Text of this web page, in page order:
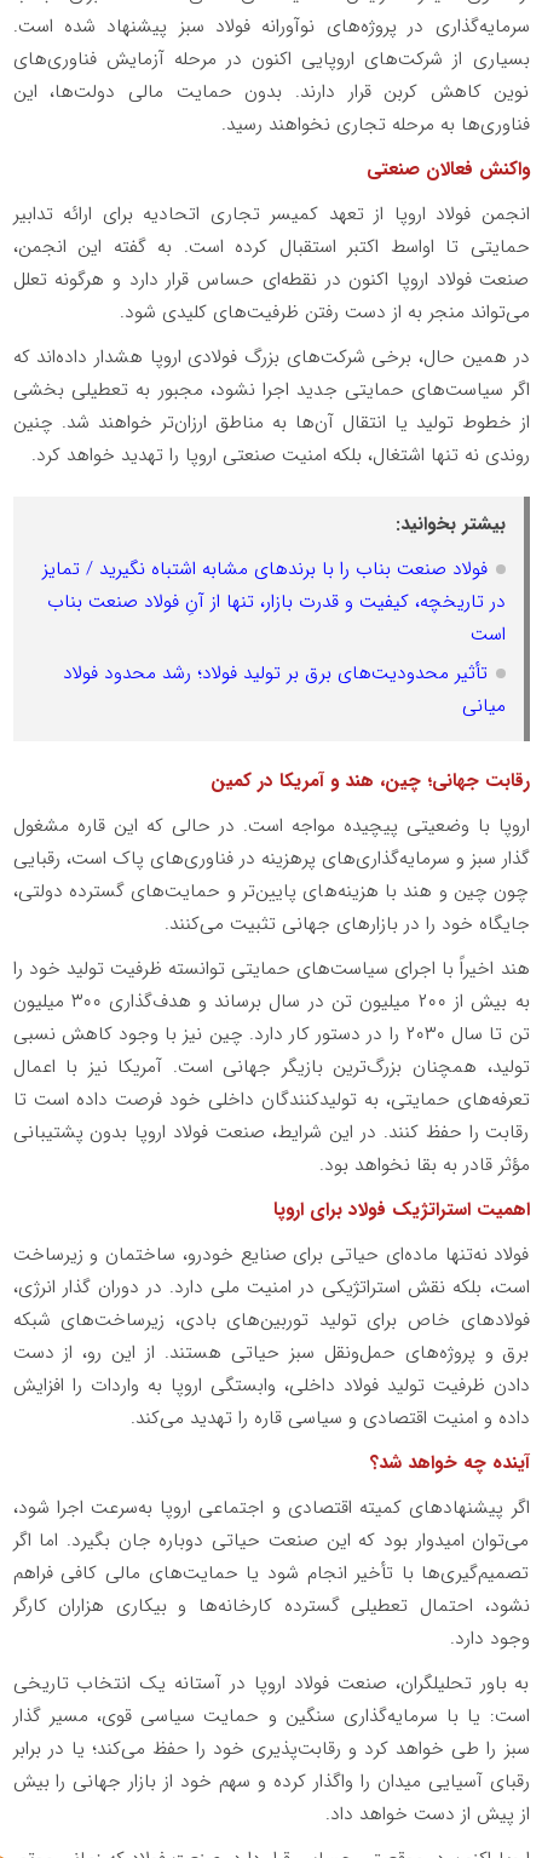
سرمایه‌گذاری در پروژه‌های نوآورانه فولاد سبز پیشنهاد شده است.
بسیاری از شرکت‌های اروپایی اکنون در مرحله آزمایش فناوری‌های
نوین کاهش کربن قرار دارند. بدون حمایت مالی دولت‌ها، این
فناوری‌ها به مرحله تجاری نخواهند رسید.
واکنش فعالان صنعتی
انجمن فولاد اروپا از تعهد کمیسر تجاری اتحادیه برای ارائه تدابیر
حمایتی تا اواسط اکتبر استقبال کرده است. به گفته این انجمن،
صنعت فولاد اروپا اکنون در نقطه‌ای حساس قرار دارد و هرگونه تعلل
می‌تواند منجر به از دست رفتن ظرفیت‌های کلیدی شود.
در همین حال، برخی شرکت‌های بزرگ فولادی اروپا هشدار داده‌اند که
اگر سیاست‌های حمایتی جدید اجرا نشود، مجبور به تعطیلی بخشی
از خطوط تولید یا انتقال آن‌ها به مناطق ارزان‌تر خواهند شد. چنین
روندی نه تنها اشتغال، بلکه امنیت صنعتی اروپا را تهدید خواهد کرد.
بیشتر بخوانید:
فولاد صنعت بناب را با برندهای مشابه اشتباه نگیرید / تمایز
در تاریخچه، کیفیت و قدرت بازار، تنها از آنِ فولاد صنعت بناب
است
تأثیر محدودیت‌های برق بر تولید فولاد؛ رشد محدود فولاد
میانی
رقابت جهانی؛ چین، هند و آمریکا در کمین
اروپا با وضعیتی پیچیده مواجه است. در حالی که این قاره مشغول
گذار سبز و سرمایه‌گذاری‌های پرهزینه در فناوری‌های پاک است، رقبایی
چون چین و هند با هزینه‌های پایین‌تر و حمایت‌های گسترده دولتی،
جایگاه خود را در بازارهای جهانی تثبیت می‌کنند.
هند اخیراً با اجرای سیاست‌های حمایتی توانسته ظرفیت تولید خود را
به بیش از ۲۰۰ میلیون تن در سال برساند و هدف‌گذاری ۳۰۰ میلیون
تن تا سال ۲۰۳۰ را در دستور کار دارد. چین نیز با وجود کاهش نسبی
تولید، همچنان بزرگ‌ترین بازیگر جهانی است. آمریکا نیز با اعمال
تعرفه‌های حمایتی، به تولیدکنندگان داخلی خود فرصت داده است تا
رقابت را حفظ کنند. در این شرایط، صنعت فولاد اروپا بدون پشتیبانی
مؤثر قادر به بقا نخواهد بود.
اهمیت استراتژیک فولاد برای اروپا
فولاد نه‌تنها ماده‌ای حیاتی برای صنایع خودرو، ساختمان و زیرساخت
است، بلکه نقش استراتژیکی در امنیت ملی دارد. در دوران گذار انرژی،
فولادهای خاص برای تولید توربین‌های بادی، زیرساخت‌های شبکه
برق و پروژه‌های حمل‌ونقل سبز حیاتی هستند. از این رو، از دست
دادن ظرفیت تولید فولاد داخلی، وابستگی اروپا به واردات را افزایش
داده و امنیت اقتصادی و سیاسی قاره را تهدید می‌کند.
آینده چه خواهد شد؟
اگر پیشنهادهای کمیته اقتصادی و اجتماعی اروپا به‌سرعت اجرا شود،
می‌توان امیدوار بود که این صنعت حیاتی دوباره جان بگیرد. اما اگر
تصمیم‌گیری‌ها با تأخیر انجام شود یا حمایت‌های مالی کافی فراهم
نشود، احتمال تعطیلی گسترده کارخانه‌ها و بیکاری هزاران کارگر
وجود دارد.
به باور تحلیلگران، صنعت فولاد اروپا در آستانه یک انتخاب تاریخی
است: یا با سرمایه‌گذاری سنگین و حمایت سیاسی قوی، مسیر گذار
سبز را طی خواهد کرد و رقابت‌پذیری خود را حفظ می‌کند؛ یا در برابر
رقبای آسیایی میدان را واگذار کرده و سهم خود از بازار جهانی را بیش
از پیش از دست خواهد داد.